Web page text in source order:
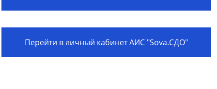
Перейти в личный кабинет АИС "Sova.СДО"